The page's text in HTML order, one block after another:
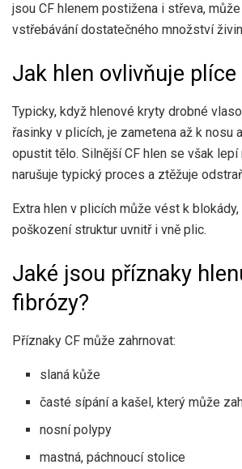
jsou CF hlenem postižena i střeva,
vstřebávání dostatečného množství
Jak hlen ovlivňuje plíce
Typicky, když hlenové kryty drobné
řasinky v plicích, je zametena až k nosu
opustit tělo. Silnější CF hlen se však lepí
narušuje typický proces a ztěžuje
Extra hlen v plicích může vést k
poškození struktur uvnitř i vně plic.
Jaké jsou příznaky
fibrózy?
Příznaky CF může zahrnovat:
slaná kůže
časté sípání a kašel, který může
nosní polypy
mastná, páchnoucí stolice